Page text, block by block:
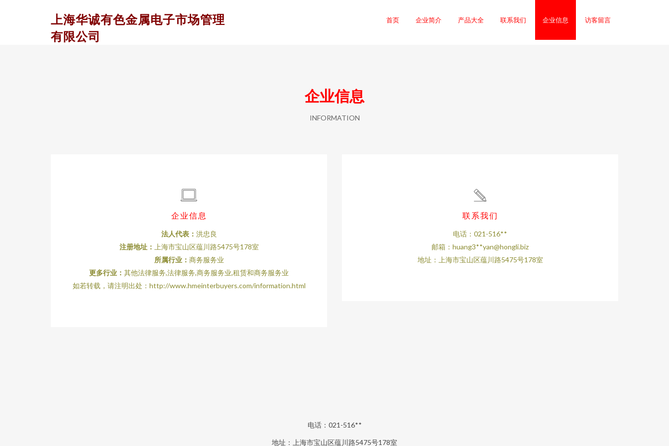
上海华诚有色金属电子市场管理
有限公司
首页 企业简介 产品大全 联系我们 企业信息 访客留言
企业信息
INFORMATION
企业信息
法人代表： 洪忠良
注册地址：
上海市宝山区蕴川路5475号178室
所属行业： 商务服务业
更多行业： 其他法律服务,法律服务,商务服务业,租赁和商务服务业
如若转载，请注明出处：http://www.hmeinterbuyers.com/information.html
联系我们
电话：021-516**
邮箱：huang3**yan@hongli.biz
地址：上海市宝山区蕴川路5475号178室
电话：021-516**
地址：上海市宝山区蕴川路5475号178室